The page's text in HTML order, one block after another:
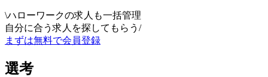
\ハローワークの求人も一括管理
自分に合う求人を探してもらう /
まずは無料で会員登録
選考